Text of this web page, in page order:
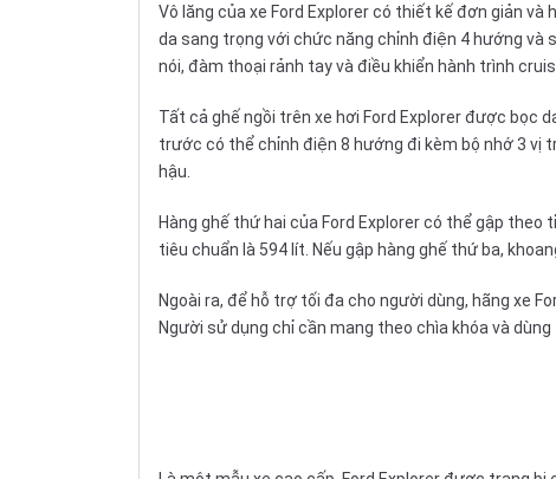
Vô lăng của xe Ford Explorer có thiết kế đơn giản và
da sang trọng với chức năng chỉnh điện 4 hướng và
nói, đàm thoại rảnh tay và điều khiển hành trình
Tất cả ghế ngồi trên xe hơi Ford Explorer được bọc
trước có thể chỉnh điện 8 hướng đi kèm bộ nhớ 3 vị
hậu.
Hàng ghế thứ hai của Ford Explorer có thể gập
tiêu chuẩn là 594 lít. Nếu gập hàng ghế thứ ba,
Ngoài ra, để hỗ trợ tối đa cho người dùng, hãng xe
Người sử dụng chỉ cần mang theo chìa khóa và